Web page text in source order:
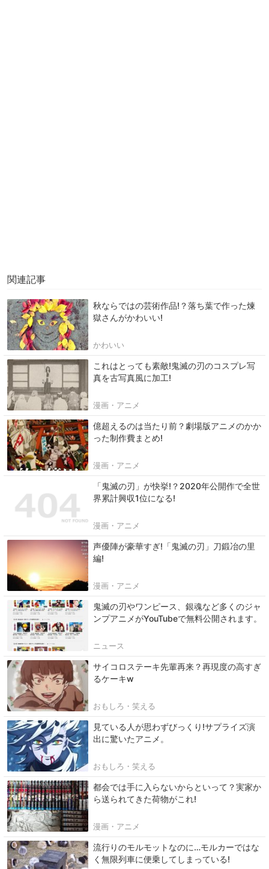
関連記事
秋ならではの芸術作品!？落ち葉で作った煉
獄さんがかわいい!
かわいい
これはとっても素敵!鬼滅の刃のコスプレ写
真を古写真風に加工!
漫画・アニメ
億超えるのは当たり前？劇場版アニメのかか
った制作費まとめ!
漫画・アニメ
「鬼滅の刃」が快挙!？2020年公開作で全世
界累計興収1位になる!
漫画・アニメ
声優陣が豪華すぎ!「鬼滅の刃」刀鍛冶の里
編!
漫画・アニメ
鬼滅の刃やワンピース、銀魂など多くのジャ
ンプアニメがYouTubeで無料公開されます。
ニュース
サイコロステーキ先輩再来？再現度の高すぎ
るケーキw
おもしろ・笑える
見ている人が思わずびっくり!サプライズ演
出に驚いたアニメ。
おもしろ・笑える
都会では手に入らないからといって？実家か
ら送られてきた荷物がこれ!
漫画・アニメ
流行りのモルモットなのに…モルカーではな
く無限列車に便乗してしまっている!